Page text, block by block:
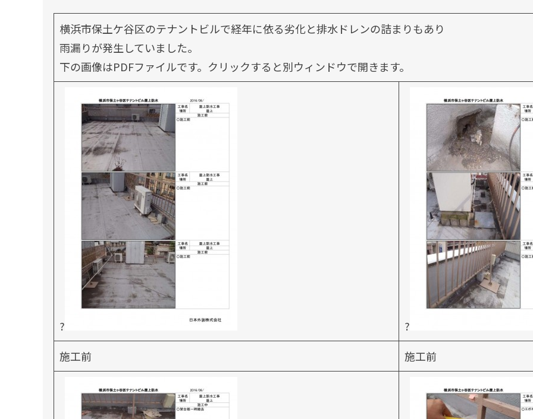
横浜市保土ケ谷区のテナントビルで経年に依る劣化と排水ドレンの詰まりもあり
雨漏りが発生していました。
下の画像はPDFファイルです。クリックすると別ウィンドウで開きます。
?
?
施工前
施工前